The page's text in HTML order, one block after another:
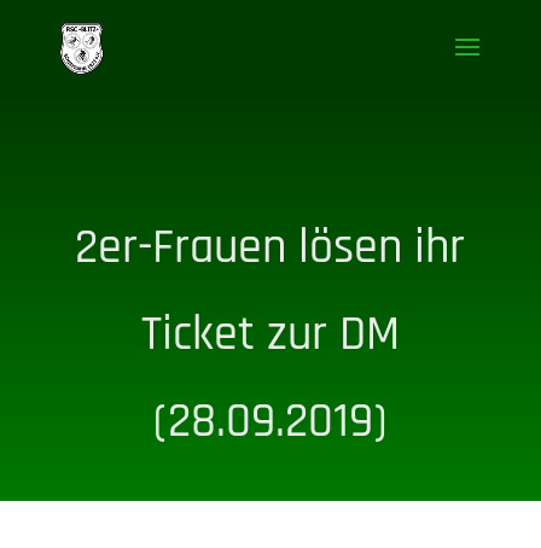
2er-Frauen lösen ihr
Ticket zur DM
(28.09.2019)